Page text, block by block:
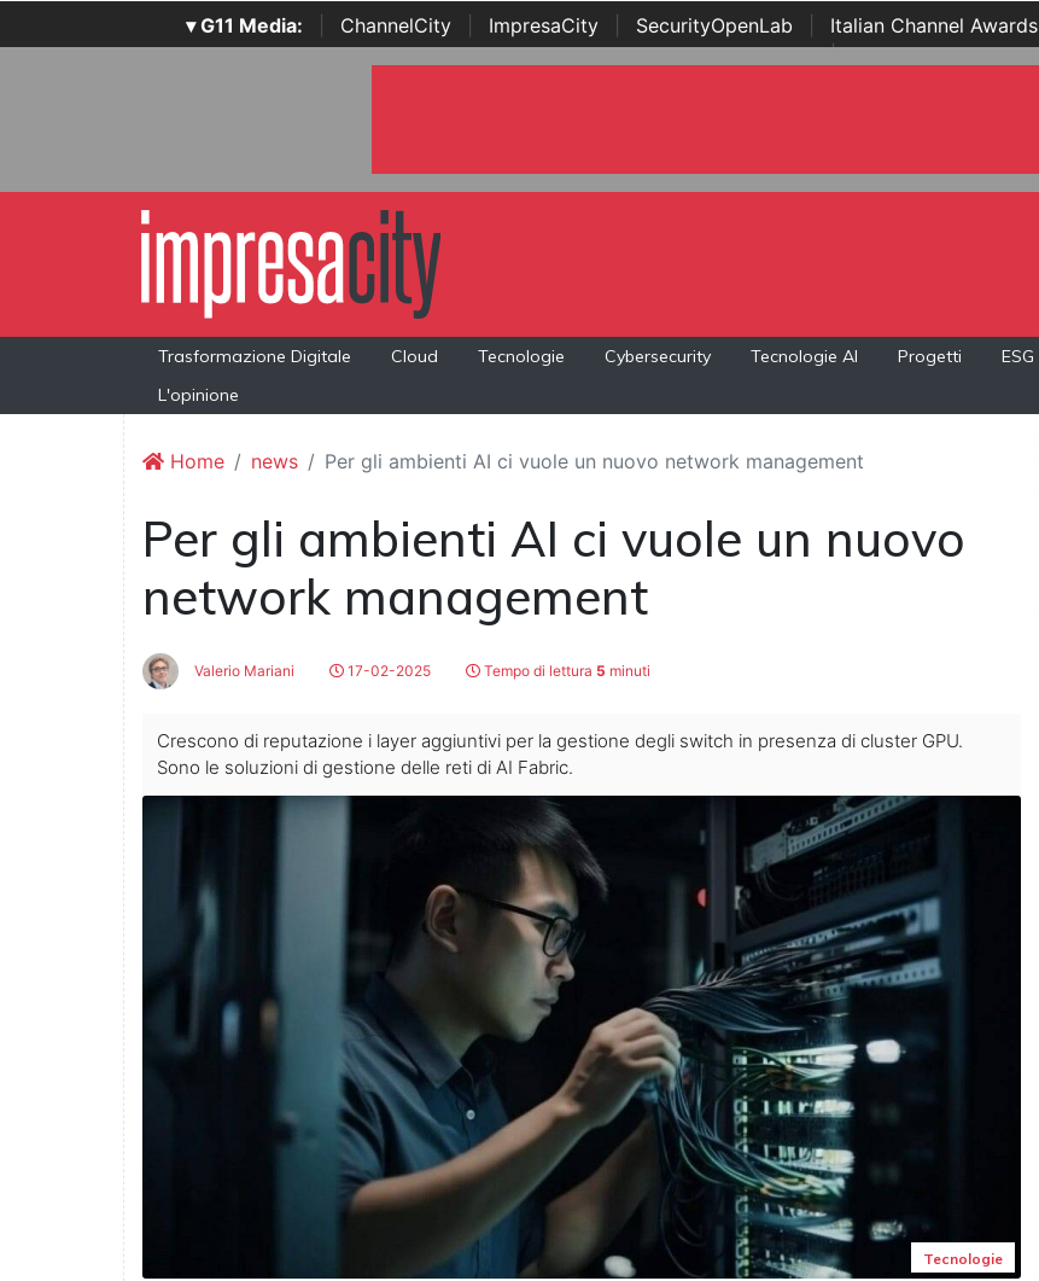
▾ G11 Media: ChannelCity ImpresaCity SecurityOpenLab Italian Channel Awards
Awards | ...
Trasformazione Digitale Cloud Tecnologie Cybersecurity Tecnologie AI Progetti ESG
L'opinione
Home news Per gli ambienti AI ci vuole un nuovo network management
Per gli ambienti AI ci vuole un nuovo
network management
Valerio Mariani 17-02-2025 Tempo di lettura 5 minuti
Crescono di reputazione i layer aggiuntivi per la gestione degli switch in presenza di cluster GPU.
Sono le soluzioni di gestione delle reti di AI Fabric.
Tecnologie